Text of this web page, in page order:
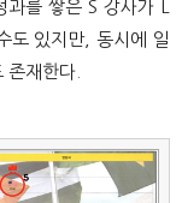
를 쌓은 S 강사가 L
도 있지만, 동시에 일
존재한다.